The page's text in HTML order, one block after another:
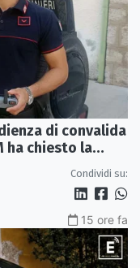
di convalida
ha chiesto la
Condividi su:
15 ore fa